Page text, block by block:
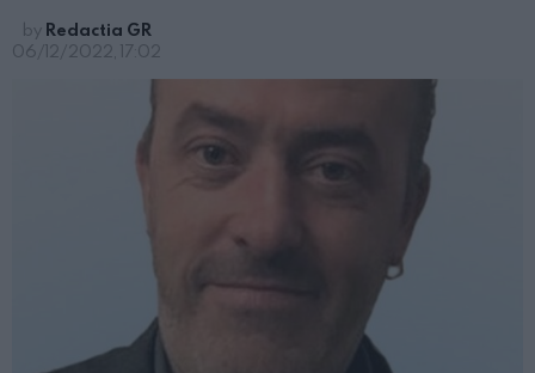
by Redactia GR
06/12/2022, 17:02